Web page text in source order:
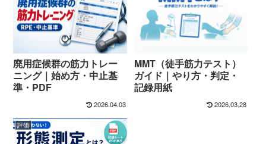
廃用症候群の筋力トレー
ニング｜始め方・中止基
準・PDF
2026.04.03
MMT（徒手筋力テスト）
ガイド｜やり方・判定・
記録用紙
2026.03.28
評価